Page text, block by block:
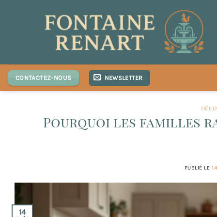
CONTACTEZ-NOUS NEWSLETTER
Pourquoi les familles
PUBLIÉ LE
14